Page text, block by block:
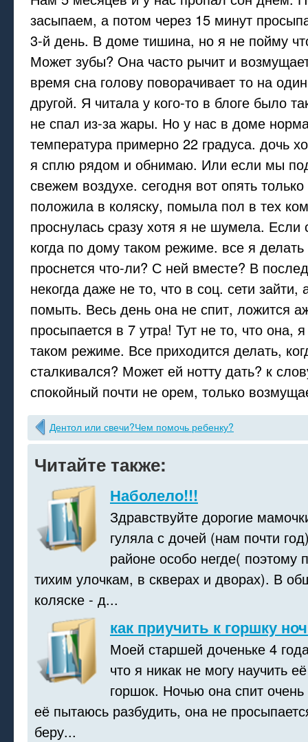
засыпаем, а потом через 15 минут
3-й день. В доме тишина, но я не пойму
Может зубы? Она часто рычит и
время сна голову поворачивает то на
другой. Я читала у кого-то в блоге было
не спал из-за жары. Но у нас в доме
температура примерно 22 градуса. дочь
я сплю рядом и обнимаю. Или если мы
свежем воздухе. сегодня вот опять
положила в коляску, помыла пол в тех
проснулась сразу хотя я не шумела. Если
когда по дому таком режиме. все я делать
проснется что-ли? С ней вместе? В
некогда даже не то, что в соц. сети зайти,
помыть. Весь день она не спит, ложится
просыпается в 7 утра! Тут не то, что она,
таком режиме. Все приходится делать,
сталкивался? Может ей нотту дать? к
спокойный почти не орем, только
Дентол или свечи?Чем помочь ребенку?
Читайте также:
Наболело!!!
Здравствуйте дорогие
гуляла с дочей (нам почти
районе особо негде( поэтому
тихим улочкам, в скверах и дворах). В
коляске - д...
как приучить к горшку
Моей старшей доченьке 4
что я никак не могу научить
горшок. Ночью она спит очень
её пытаюсь разбудить, она не
беру...